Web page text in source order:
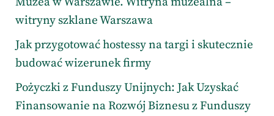
witryny szklane Warszawa
Jak przygotować hostessy na targi i skutecznie
budować wizerunek firmy
Pożyczki z Funduszy Unijnych: Jak Uzyskać
Finansowanie na Rozwój Biznesu z Funduszy